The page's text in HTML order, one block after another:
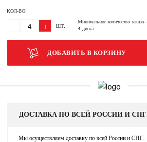
КОЛ-ВО:
- + ШТ.
Минимальное количество заказа-
4 диска
ДОБАВИТЬ В КОРЗИНУ
ДОСТАВКА ПО ВСЕЙ РОССИИ И СНГ
Мы осуществляем доставку по всей России и СНГ.